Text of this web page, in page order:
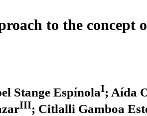
to the concept
Stange EspínolaI; Aída
III; Citlalli Gamboa